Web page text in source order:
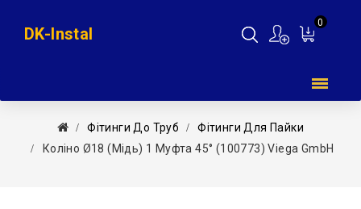
0
DK-Instal
Фітинги До Труб
Фітинги Для Пайки
Коліно Ø18 (мідь) 1 Муфта 45° (100773) Viega GmbH